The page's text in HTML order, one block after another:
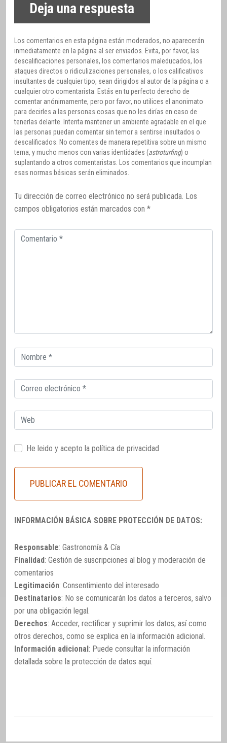
Deja una respuesta
Los comentarios en esta página están moderados, no aparecerán
inmediatamente en la página al ser enviados. Evita, por favor, las
descalificaciones personales, los comentarios maleducados, los
ataques directos o ridiculizaciones personales, o los calificativos
insultantes de cualquier tipo, sean dirigidos al autor de la página o a
cualquier otro comentarista. Estás en tu perfecto derecho de
comentar anónimamente, pero por favor, no utilices el anonimato
para decirles a las personas cosas que no les dirías en caso de
tenerlas delante. Intenta mantener un ambiente agradable en el que
las personas puedan comentar sin temor a sentirse insultados o
descalificados. No comentes de manera repetitiva sobre un mismo
tema, y mucho menos con varias identidades (astroturfing) o
suplantando a otros comentaristas. Los comentarios que incumplan
esas normas básicas serán eliminados.
Tu dirección de correo electrónico no será publicada. Los
campos obligatorios están marcados con *
Comentario
Correo
electrónico
Correo
electrónico
Web
He leido y acepto la política de privacidad
INFORMACIÓN BÁSICA SOBRE PROTECCIÓN DE DATOS:
Responsable: Gastronomía & Cía
Finalidad: Gestión de suscripciones al blog y moderación de
comentarios
Legitimación: Consentimiento del interesado
Destinatarios: No se comunicarán los datos a terceros, salvo
por una obligación legal.
Derechos: Acceder, rectificar y suprimir los datos, así como
otros derechos, como se explica en la información adicional.
Información adicional: Puede consultar la información
detallada sobre la protección de datos aquí.